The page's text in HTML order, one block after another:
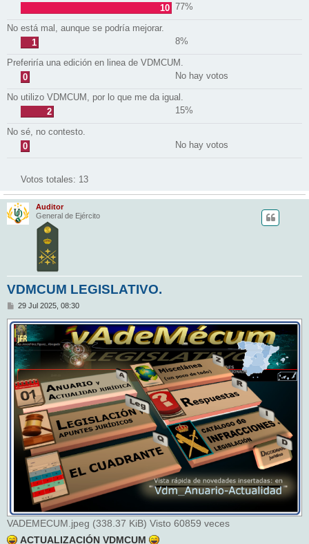
10 77%
No está mal, aunque se podría mejorar.
1
8%
Preferiría una edición en linea de VDMCUM.
0
No hay votos
No utilizo VDMCUM, por lo que me da igual.
2
15%
No sé, no contesto.
0
No hay votos
Votos totales: 13
Auditor
General de Ejército
VDMCUM LEGISLATIVO.
M
n
s
a
j
e
29 Jul 2025, 08:30
VADEMECUM.jpeg (338.37 KiB) Visto 60859 veces
ACTUALIZACIÓN VDMCUM